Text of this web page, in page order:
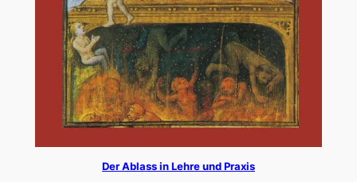
Der Ablass in Lehre und Praxis